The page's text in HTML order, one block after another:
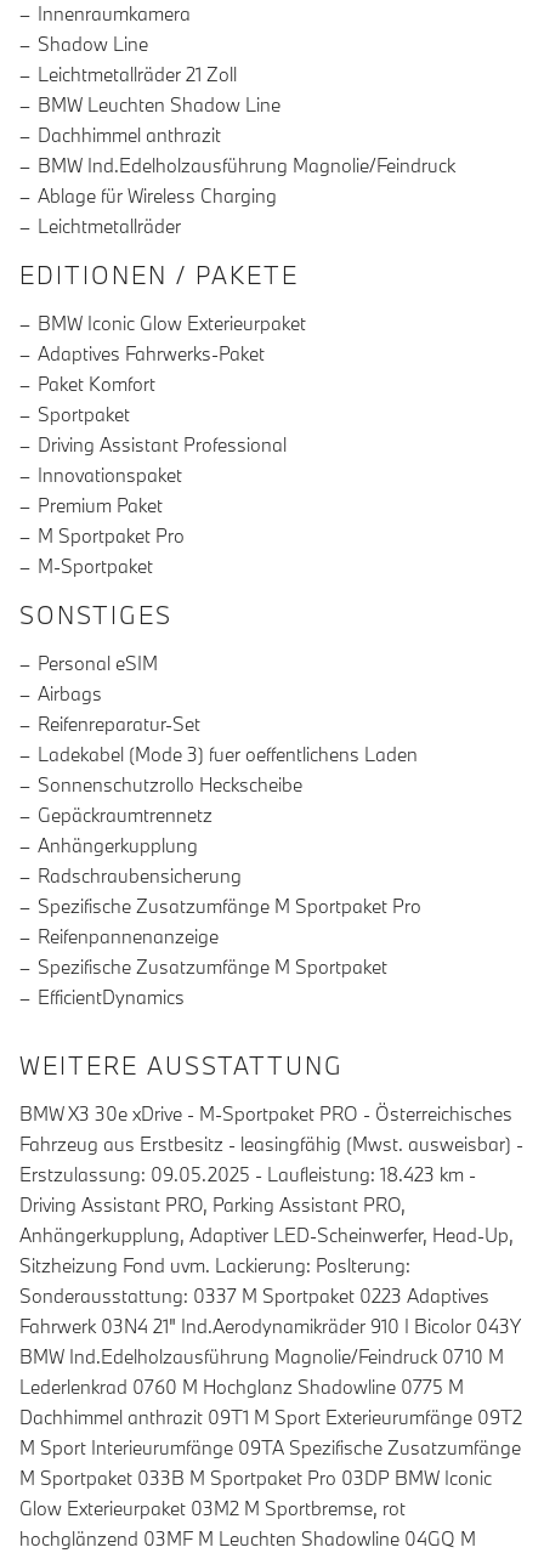
Innenraumkamera
Shadow Line
Leichtmetallräder 21 Zoll
BMW Leuchten Shadow Line
Dachhimmel anthrazit
BMW Ind.Edelholzausführung Magnolie/Feindruck
Ablage für Wireless Charging
Leichtmetallräder
EDITIONEN / PAKETE
BMW Iconic Glow Exterieurpaket
Adaptives Fahrwerks-Paket
Paket Komfort
Sportpaket
Driving Assistant Professional
Innovationspaket
Premium Paket
M Sportpaket Pro
M-Sportpaket
SONSTIGES
Personal eSIM
Airbags
Reifenreparatur-Set
Ladekabel (Mode 3) fuer oeffentlichens Laden
Sonnenschutzrollo Heckscheibe
Gepäckraumtrennetz
Anhängerkupplung
Radschraubensicherung
Spezifische Zusatzumfänge M Sportpaket Pro
Reifenpannenanzeige
Spezifische Zusatzumfänge M Sportpaket
EfficientDynamics
WEITERE AUSSTATTUNG
BMW X3 30e xDrive - M-Sportpaket PRO - Österreichisches
Fahrzeug aus Erstbesitz - leasingfähig (Mwst. ausweisbar) -
Erstzulassung: 09.05.2025 - Laufleistung: 18.423 km -
Driving Assistant PRO, Parking Assistant PRO,
Anhängerkupplung, Adaptiver LED-Scheinwerfer, Head-Up,
Sitzheizung Fond uvm. Lackierung: Poslterung:
Sonderausstattung: 0337 M Sportpaket 0223 Adaptives
Fahrwerk 03N4 21" Ind.Aerodynamikräder 910 I Bicolor 043Y
BMW Ind.Edelholzausführung Magnolie/Feindruck 0710 M
Lederlenkrad 0760 M Hochglanz Shadowline 0775 M
Dachhimmel anthrazit 09T1 M Sport Exterieurumfänge 09T2
M Sport Interieurumfänge 09TA Spezifische Zusatzumfänge
M Sportpaket 033B M Sportpaket Pro 03DP BMW Iconic
Glow Exterieurpaket 03M2 M Sportbremse, rot
hochglänzend 03MF M Leuchten Shadowline 04GQ M